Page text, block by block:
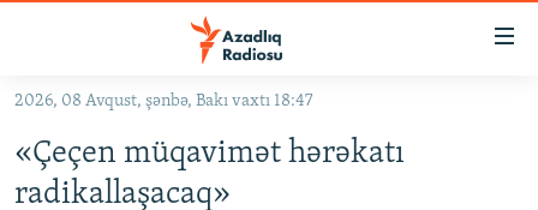
Əsas
qayıt
Əsas
#İZAHLA
2026, 08 Avqust, şənbə, Bakı vaxtı 18:47
«Çeçen müqavimət hərəkatı
radikallaşacaq»